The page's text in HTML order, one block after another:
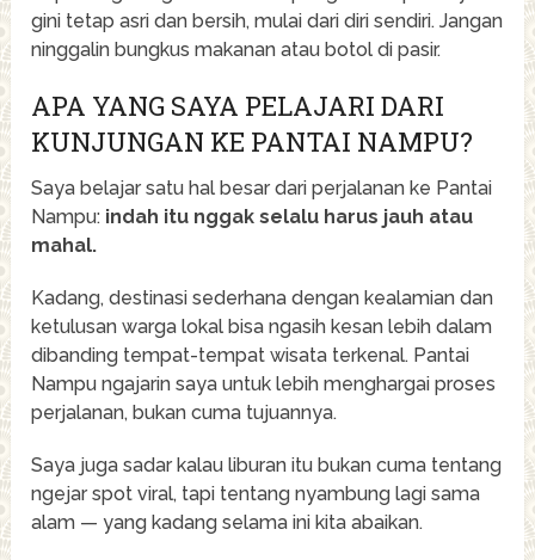
gini tetap asri dan bersih, mulai dari diri sendiri. Jangan
ninggalin bungkus makanan atau botol di pasir.
APA YANG SAYA PELAJARI DARI
KUNJUNGAN KE PANTAI NAMPU?
Saya belajar satu hal besar dari perjalanan ke Pantai
Nampu: indah itu nggak selalu harus jauh atau
mahal.
Kadang, destinasi sederhana dengan kealamian dan
ketulusan warga lokal bisa ngasih kesan lebih dalam
dibanding tempat-tempat wisata terkenal. Pantai
Nampu ngajarin saya untuk lebih menghargai proses
perjalanan, bukan cuma tujuannya.
Saya juga sadar kalau liburan itu bukan cuma tentang
ngejar spot viral, tapi tentang nyambung lagi sama
alam — yang kadang selama ini kita abaikan.